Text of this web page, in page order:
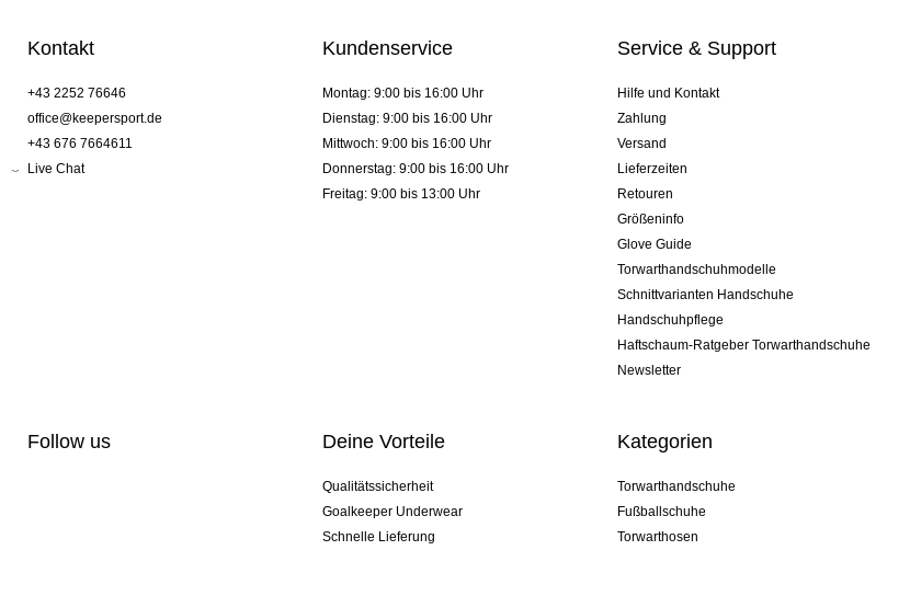
Kontakt
+43 2252 76646
office@keepersport.de
+43 676 7664611
Live Chat
Kundenservice
Montag: 9:00 bis 16:00 Uhr
Dienstag: 9:00 bis 16:00 Uhr
Mittwoch: 9:00 bis 16:00 Uhr
Donnerstag: 9:00 bis 16:00 Uhr
Freitag: 9:00 bis 13:00 Uhr
Service & Support
Hilfe und Kontakt
Zahlung
Versand
Lieferzeiten
Retouren
Größeninfo
Glove Guide
Torwarthandschuhmodelle
Schnittvarianten Handschuhe
Handschuhpflege
Haftschaum-Ratgeber Torwarthandschuhe
Newsletter
Follow us Deine Vorteile
Qualitätssicherheit
Goalkeeper Underwear
Schnelle Lieferung
Kategorien
Torwarthandschuhe
Fußballschuhe
Torwarthosen